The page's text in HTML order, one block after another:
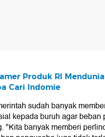
Produk RI
Cari Indomie
sudah banyak
kepada buruh agar beban
"Kita banyak memberi